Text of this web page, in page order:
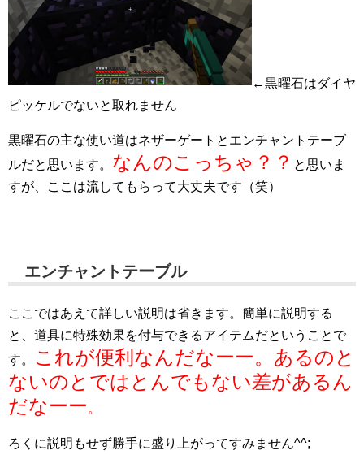
←黒曜石はダイヤ
ピッケルでないと取れません
黒曜石の主な使い道はネザーゲートとエンチャントテーブ
ルだと思います。 なんのこっちゃ？？ と思いま
すが、ここは流してもらって大丈夫です（笑）
エンチャントテーブル
ここではあえて詳しい説明は省きます。簡単に説明する
と、道具に特殊効果を付与できるアイテムだということで
す。
これが便利なんだなーー。あるのと
ないのとではとんでもない差があるん
だなーー 。
ろくに説明もせず勝手に盛り上がってすみません^^;